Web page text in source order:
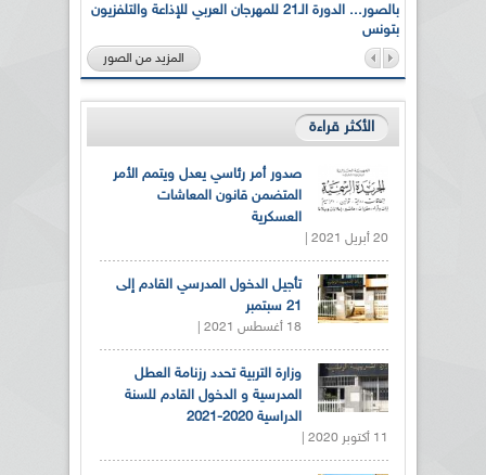
بالصور... الدورة الـ21 للمهرجان العربي للإذاعة والتلفزيون
بتونس
المزيد من الصور
الأكثر قراءة
صدور أمر رئاسي يعدل ويتمم الأمر
المتضمن قانون المعاشات
العسكرية
20 أبريل 2021 |
تأجيل الدخول المدرسي القادم إلى
21 سبتمبر
18 أغسطس 2021 |
وزارة التربية تحدد رزنامة العطل
المدرسية و الدخول القادم للسنة
الدراسية 2020-2021
11 أكتوبر 2020 |